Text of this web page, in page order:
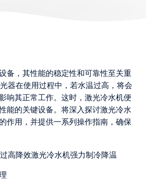
备，其性能的稳定性和可靠性至关重
器在使用过程中，若水温过高，将会
响其正常工作。这时，激光冷水机便
能的关键设备。将深入探讨激光冷水
作用，并提供一系列操作指南，确保